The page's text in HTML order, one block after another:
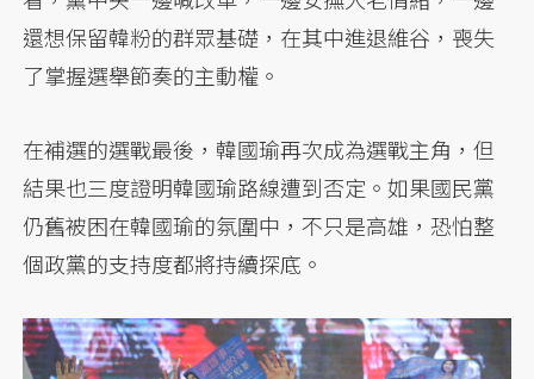
還想保留韓粉的群眾基礎，在其中進退維谷，喪失
了掌握選舉節奏的主動權。
在補選的選戰最後，韓國瑜再次成為選戰主角，但
結果也三度證明韓國瑜路線遭到否定。如果國民黨
仍舊被困在韓國瑜的氛圍中，不只是高雄，恐怕整
個政黨的支持度都將持續探底。